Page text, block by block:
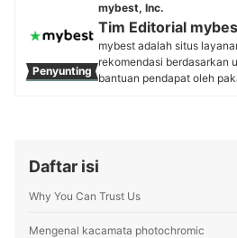
Penyunting
mybest, Inc.
Tim Editorial
mybest adalah situs
rekomendasi berdasarkan
bantuan pendapat oleh
Daftar isi
Why You Can Trust Us
Mengenal kacamata photochromic